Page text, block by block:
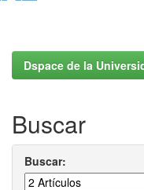
Dspace de la
Buscar
Buscar: